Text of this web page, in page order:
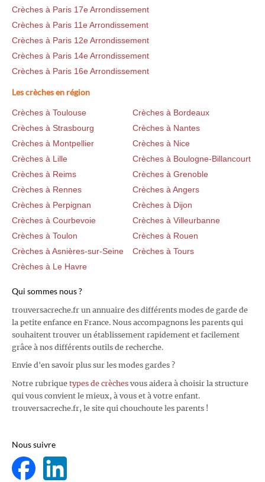
Crèches à Paris 17e Arrondissement
Crèches à Paris 11e Arrondissement
Crèches à Paris 12e Arrondissement
Crèches à Paris 14e Arrondissement
Crèches à Paris 16e Arrondissement
Les crèches en région
Crèches à Toulouse
Crèches à Bordeaux
Crèches à Strasbourg
Crèches à Nantes
Crèches à Montpellier
Crèches à Nice
Crèches à Lille
Crèches à Boulogne-Billancourt
Crèches à Reims
Crèches à Grenoble
Crèches à Rennes
Crèches à Angers
Crèches à Perpignan
Crèches à Dijon
Crèches à Courbevoie
Crèches à Villeurbanne
Crèches à Toulon
Crèches à Rouen
Crèches à Asnières-sur-Seine
Crèches à Tours
Crèches à Le Havre
Qui sommes nous ?
trouversacreche.fr un annuaire des différents modes de garde de
la petite enfance en France. Nous accompagnons les parents qui
souhaitent trouver un établissement rapidement et facilement
grâce à nos différents outils de recherche.
Envie d'en savoir plus sur les modes gardes ?
Notre rubrique types de crèches vous aidera à choisir la structure
qui vous convient le mieux, à vous et à votre enfant.
trouversacreche.fr, le site qui chouchoute les parents !
Nous suivre